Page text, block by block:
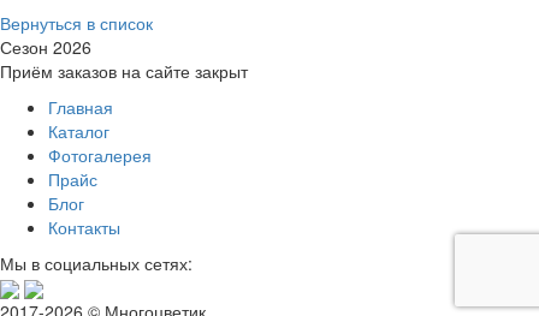
Вернуться в список
Сезон 2026
Приём заказов на сайте закрыт
Главная
Каталог
Фотогалерея
Прайс
Блог
Контакты
Мы в социальных сетях: